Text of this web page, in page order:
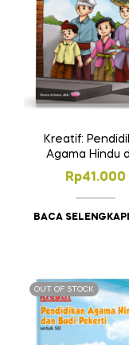
Kreatif:
Agama Hindu
Budi Pekerti
Rp41.000
BACA
OUT OF STOCK